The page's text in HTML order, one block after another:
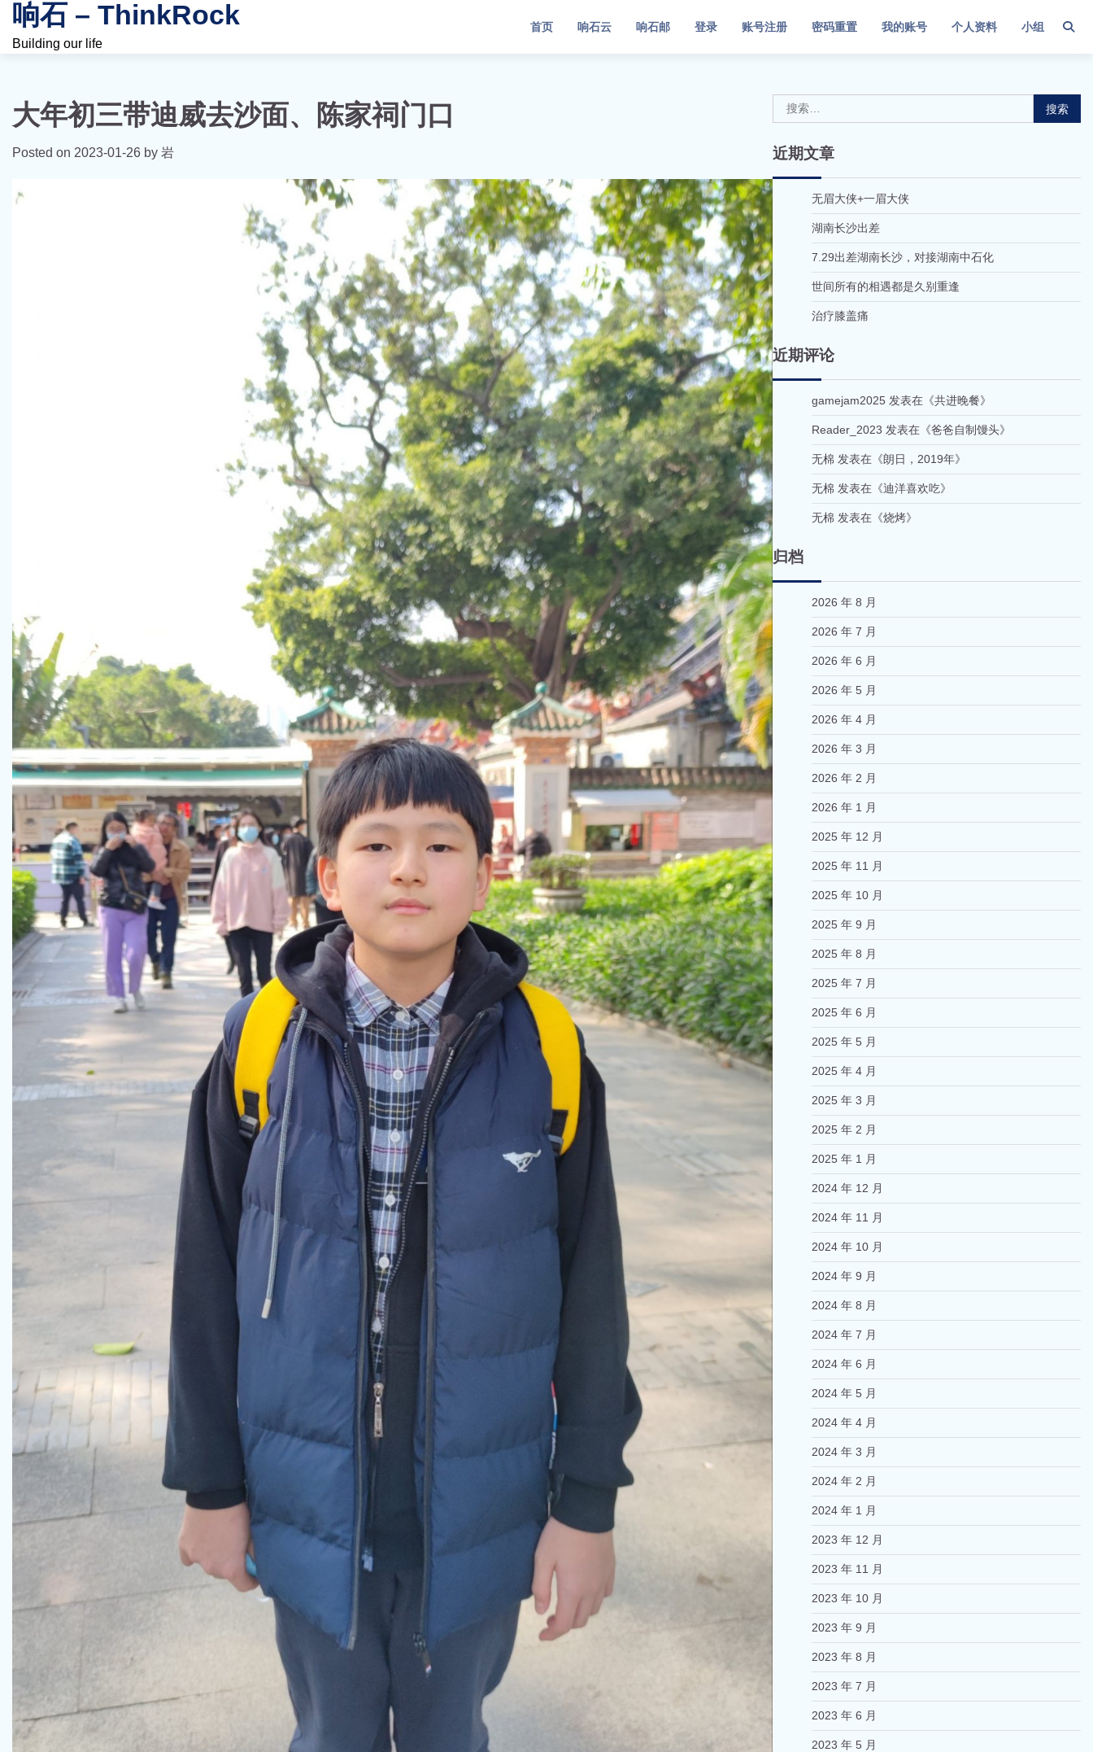
Skip
content
响石 – ThinkRock
Building our life
首页 响石云 响石邮 登录 账号注册 密码重置 我的账号 个人资料 小组
大年初三带迪威去沙面、陈家祠门口
Posted on 2023-01-26 by 岩
索：
近期文章
无眉大侠+一眉大侠
湖南长沙出差
7.29出差湖南长沙，对接湖南中石化
世间所有的相遇都是久别重逢
治疗膝盖痛
近期评论
gamejam2025发表在《共进晚餐》
Reader_2023 发表在《爸爸自制馒头》
无棉 发表在《朗日，2019年》
无棉 发表在《迪洋喜欢吃》
无棉 发表在《烧烤》
归档
2026 年 8 月
2026 年 7 月
2026 年 6 月
2026 年 5 月
2026 年 4 月
2026 年 3 月
2026 年 2 月
2026 年 1 月
2025 年 12 月
2025 年 11 月
2025 年 10 月
2025 年 9 月
2025 年 8 月
2025 年 7 月
2025 年 6 月
2025 年 5 月
2025 年 4 月
2025 年 3 月
2025 年 2 月
2025 年 1 月
2024 年 12 月
2024 年 11 月
2024 年 10 月
2024 年 9 月
2024 年 8 月
2024 年 7 月
2024 年 6 月
2024 年 5 月
2024 年 4 月
2024 年 3 月
2024 年 2 月
2024 年 1 月
2023 年 12 月
2023 年 11 月
2023 年 10 月
2023 年 9 月
2023 年 8 月
2023 年 7 月
2023 年 6 月
2023 年 5 月